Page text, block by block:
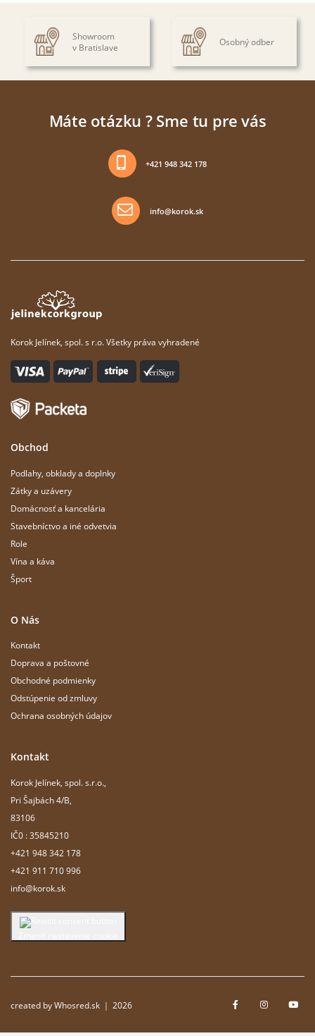
Showroom
v Bratislave
Osobný odber
Máte otázku ? Sme tu pre vás
+421 948 342 178
info@korok.sk
Korok Jelínek, spol. s r.o. Všetky práva vyhradené
Obchod
Podlahy, obklady a doplnky
Zátky a uzávery
Domácnosť a kancelária
Stavebníctvo a iné odvetvia
Role
Vína a káva
Šport
O Nás
Kontakt
Doprava a poštovné
Obchodné podmienky
Odstúpenie od zmluvy
Ochrana osobných údajov
Kontakt
Korok Jelínek, spol. s.r.o.,
Pri Šajbách 4/B,
83106
IČ0 : 35845210
+421 948 342 178
+421 911 710 996
info@korok.sk
created by Whosred.sk ｜ 2026